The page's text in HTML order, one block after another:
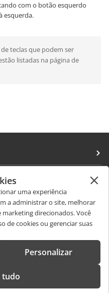
com o botão esquerdo
esquerda.
teclas que podem ser
listadas na página de
uma experiência
a administrar o site, melhorar
direcionados. Você
de cookies ou gerenciar suas
Personalizar
tudo